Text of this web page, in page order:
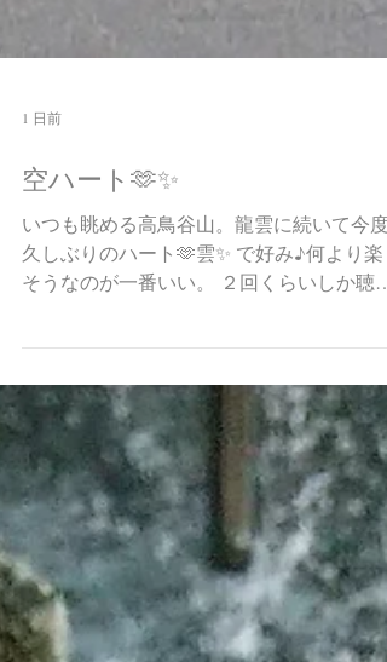
空ハート🫶✨
いつも眺める高鳥谷山。龍雲に続いて今度
久しぶりのハート🫶雲✨ で好み♪何より楽し
ていないのにメロディが頭に流れてくる印
の強い曲。ちょっと「たま」を思い出すｗ
これからじわり来そう。若いっていいなぁ
こうした新しい発見は楽しい。